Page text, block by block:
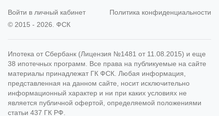
© 2015 - 2026. ФСК
Политика конфиденциальности
Ипотека от Сбербанк (Лицензия №1481 от 11.08.2015) и еще
38 ипотечных программ. Все права на публикуемые на сайте
материалы принадлежат ГК ФСК. Любая информация,
представленная на данном сайте, носит исключительно
информационный характер и ни при каких условиях не
является публичной офертой, определяемой положениями
статьи 437 ГК РФ.
Войти в личный кабинет